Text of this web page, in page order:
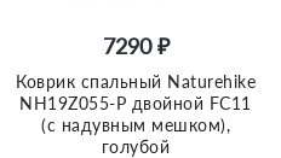
7290 ₽
Коврик спальный Naturehike
NH19Z055-P двойной FC11
(с надувным мешком),
голубой